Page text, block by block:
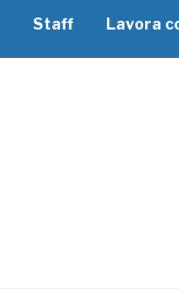
Staff Lavora